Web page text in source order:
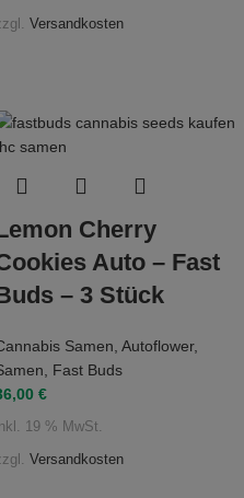
Versandkosten
Cherry
Auto – Fast
– 3 Stück
Samen Autoflower,
Fast Buds
€
19 % MwSt.
Versandkosten